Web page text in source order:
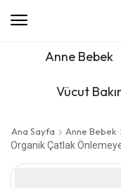
Anne Bebek
Vücut
Ana Sayfa
Anne Bebek
Organik Çatlak